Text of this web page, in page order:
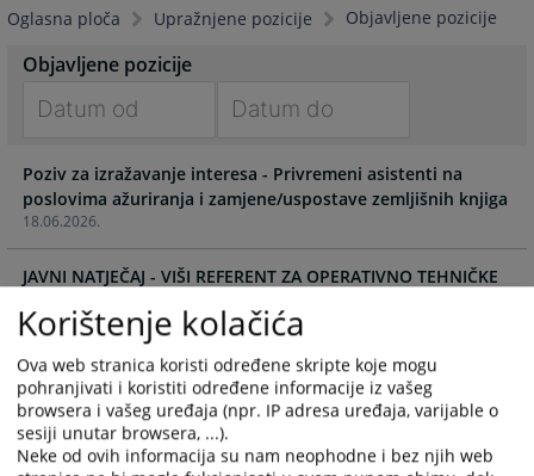
Oglasna ploča Upražnjene pozicije Objavljene pozicije
Objavljene pozicije
forward
to
interact
with
the
calendar
and
select
a
date.
Press
the
forward
to
with
the
calendar
and
select
a
date.
Press
the
18.06.2026.
Poziv za izražavanje interesa - Privremeni asistenti na
poslovima ažuriranja i zamjene/uspostave zemljišnih knjiga
14.05.2026.
JAVNI NATJEČAJ - VIŠI REFERENT ZA OPERATIVNO TEHNIČKE
27.04.2026.
Interni natječaj - daktilograf 2 izvršitelja
JAVNI NATJEČAJ - VIŠI REFERENT ZA OPERATIVNO TEHNIČKE
Korištenje kolačića
Ova web stranica koristi određene skripte koje mogu
pohranjivati i koristiti određene informacije iz vašeg
browsera i vašeg uređaja (npr. IP adresa uređaja, varijable o
sesiji unutar browsera, ...).
Neke od ovih informacija su nam neophodne i bez njih web